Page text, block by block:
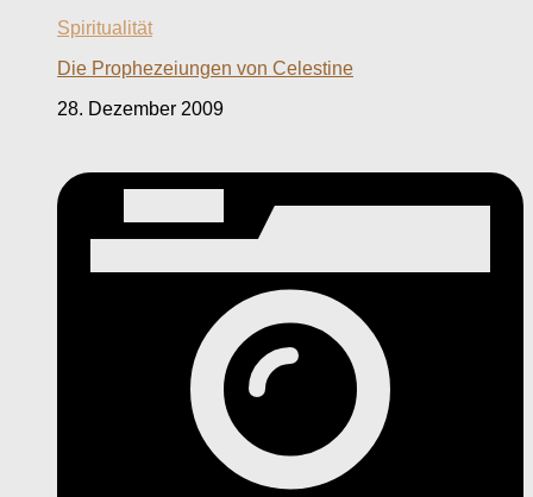
Spiritualität
Die Prophezeiungen von Celestine
28. Dezember 2009